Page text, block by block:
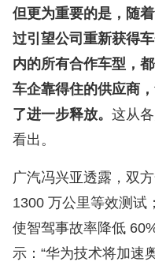
但更为重要的是，随
过引望公司重新获得
内的所有合作车型，
车企靠得住的供应商
了进一步释放。 这从
看出。
广汽冯兴亚透露，双
1300 万公里等效测试
使智驾事故率降低
示：“华为技术将加速